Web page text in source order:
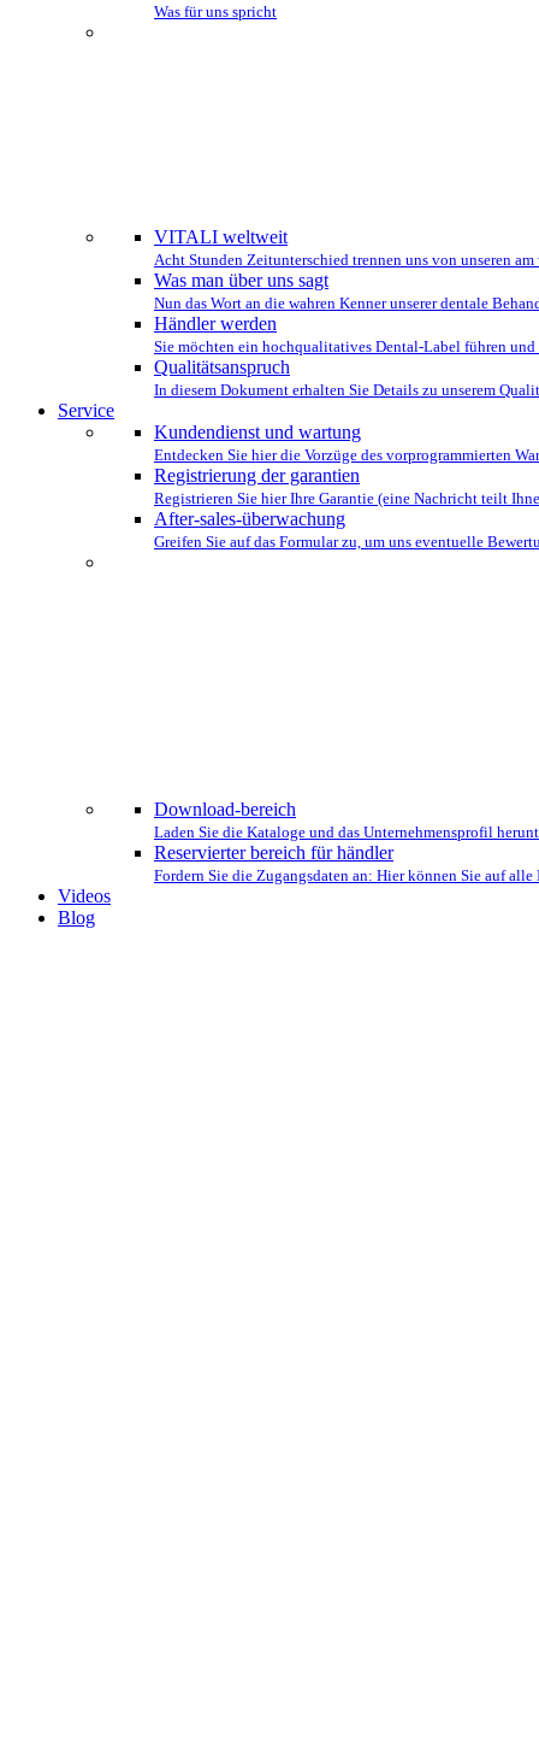
Was für uns spricht
VITALI weltweit
Acht Stunden Zeitunterschied trennen uns von unseren
Was man über uns sagt
Nun das Wort an die wahren Kenner unserer dentale
Händler werden
Sie möchten ein hochqualitatives Dental-Label führen
Qualitätsanspruch
In diesem Dokument erhalten Sie Details zu unserem
Service
Kundendienst und wartung
Entdecken Sie hier die Vorzüge des vorprogrammierten
Registrierung der garantien
Registrieren Sie hier Ihre Garantie (eine Nachricht teilt
After-sales-überwachung
Greifen Sie auf das Formular zu, um uns eventuelle
Download-bereich
Laden Sie die Kataloge und das Unternehmensprofil
Reservierter bereich für händler
Fordern Sie die Zugangsdaten an: Hier können Sie auf
Videos
Blog